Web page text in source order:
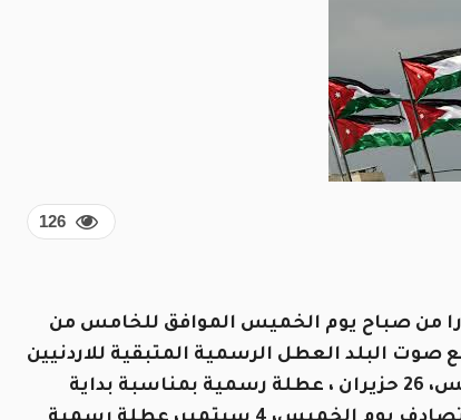
126
من صباح يوم الخميس الموافق للخامس من
موقع صوت البلد العطل الرسمية المتبقية للاردنيين
خلال العام الحالي 2025 . رأس السنة الهجرية: يوم الخميس، 26 حزيران ، عطلة رسمية بمناسبة بداية